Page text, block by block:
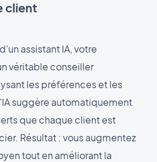
client
assistant IA, votre
véritable conseiller
les préférences et les
suggère automatiquement
que chaque client est
Résultat : vous augmentez
tout en améliorant la